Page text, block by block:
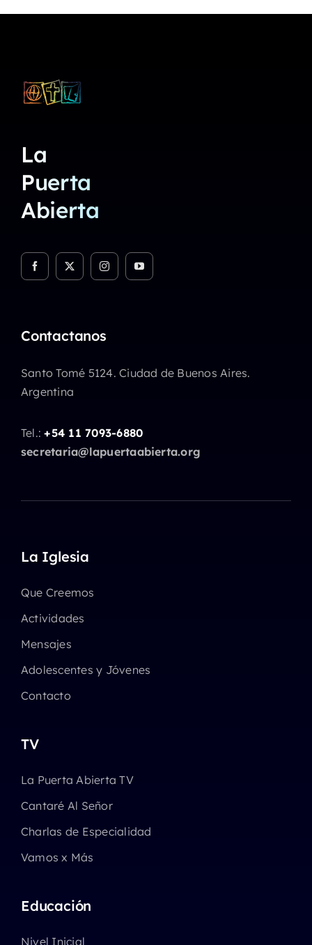
La
Puerta
Abierta
Contactanos
Santo Tomé 5124. Ciudad de Buenos Aires.
Argentina
Tel.:+54 11 7093-6880
secretaria@lapuertaabierta.org
La Iglesia
Que Creemos
Actividades
Mensajes
Adolescentes y Jóvenes
Contacto
TV
La Puerta Abierta TV
Cantaré Al Señor
Charlas de Especialidad
Vamos x Más
Educación
Nivel Inicial